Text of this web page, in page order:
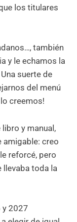
los titulares
también
y le echamos la
suerte de
del menú
creemos!
y manual,
amigable: creo
reforcé, pero
llevaba toda la
y 2027